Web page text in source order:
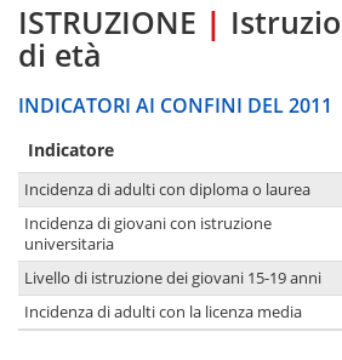
ISTRUZIONE |
di età
INDICATORI AI CONFINI DEL 2011
Indicatore
Incidenza di adulti con diploma o laurea
Incidenza di giovani con istruzione
universitaria
Livello di istruzione dei giovani 15-19 anni
Incidenza di adulti con la licenza media